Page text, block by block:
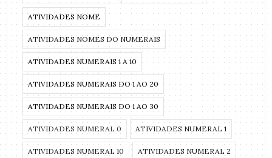
ATIVIDADES NOME
ATIVIDADES NOMES DO NUMERAIS
ATIVIDADES NUMERAIS 1 A 10
ATIVIDADES NUMERAIS DO 1 AO 20
ATIVIDADES NUMERAIS DO 1 AO 30
ATIVIDADES NUMERAL 0 ATIVIDADES NUMERAL 1
ATIVIDADES NUMERAL 10 ATIVIDADES NUMERAL 2